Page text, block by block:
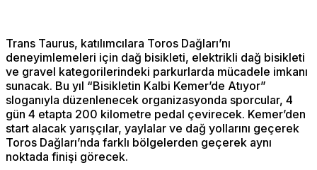
Trans Taurus, katılımcılara Toros Dağları’nı
deneyimlemeleri için dağ bisikleti, elektrikli dağ bisikleti
ve gravel kategorilerindeki parkurlarda mücadele imkanı
sunacak. Bu yıl “Bisikletin Kalbi Kemer’de Atıyor”
sloganıyla düzenlenecek organizasyonda sporcular, 4
gün 4 etapta 200 kilometre pedal çevirecek. Kemer’den
start alacak yarışçılar, yaylalar ve dağ yollarını geçerek
Toros Dağları’nda farklı bölgelerden geçerek aynı
noktada finişi görecek.